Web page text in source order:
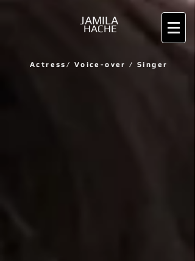
JAMILA
HACHE
Actress/ Voice-over / Singer